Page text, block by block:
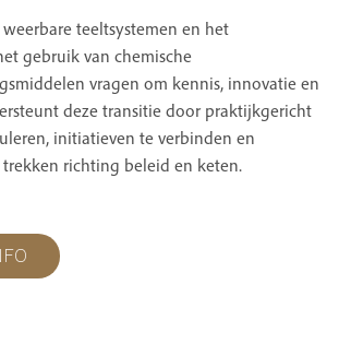
teeltsystemen en het
gebruik van chemische
vragen om kennis, innovatie en
deze transitie door praktijkgericht
initiatieven te verbinden en
richting beleid en keten.